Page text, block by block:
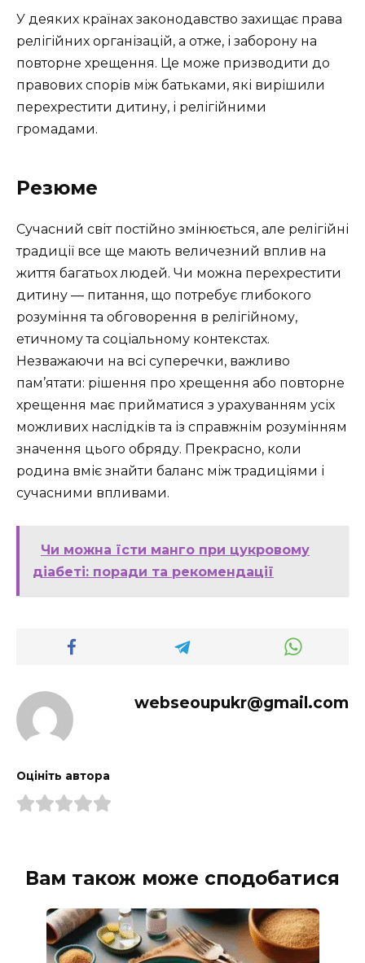
У деяких країнах законодавство захищає права
релігійних організацій, а отже, і заборону на
повторне хрещення. Це може призводити до
правових спорів між батьками, які вирішили
перехрестити дитину, і релігійними
громадами.
Резюме
Сучасний світ постійно змінюється, але релігійні
традиції все ще мають величезний вплив на
життя багатьох людей. Чи можна перехрестити
дитину — питання, що потребує глибокого
розуміння та обговорення в релігійному,
етичному та соціальному контекстах.
Незважаючи на всі суперечки, важливо
пам’ятати: рішення про хрещення або повторне
хрещення має прийматися з урахуванням усіх
можливих наслідків та із справжнім розумінням
значення цього обряду. Прекрасно, коли
родина вміє знайти баланс між традиціями і
сучасними впливами.
Чи можна їсти манго при цукровому
діабеті: поради та рекомендації
webseoupukr@gmail.com
Оцініть автора
Вам також може сподобатися